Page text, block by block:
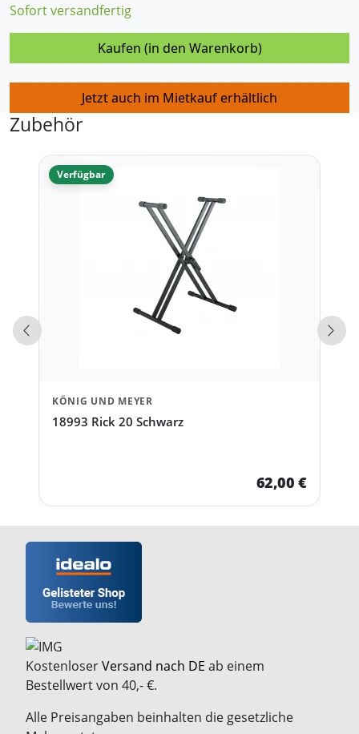
Sofort versandfertig
Kaufen (in den Warenkorb)
Jetzt auch im Mietkauf erhältlich
Zubehör
Verfügbar
KÖNIG UND MEYER
18993 Rick 20 Schwarz
62,00 €
Vorherige Produkte
KostenloserVersand nach DE ab einem
Bestellwert von 40,- €.
Alle Preisangaben beinhalten die gesetzliche